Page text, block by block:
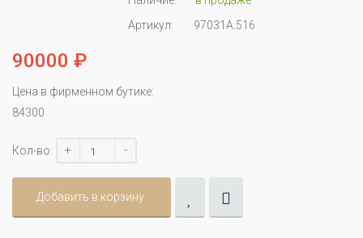
Артикул:
97031А.516
90000 ₽
Цена в фирменном бутике:
84300
Кол-во: + -
Добавить в корзину